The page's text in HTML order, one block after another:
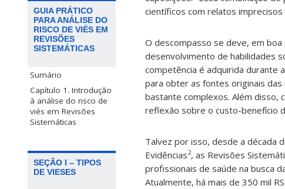
GUIA PRÁTICO
PARA ANÁLISE DO
RISCO DE VIÉS EM
REVISÕES
SISTEMÁTICAS
Sumário
Capítulo 1. Introdução
à análise do risco de
viés em Revisões
Sistemáticas
SEÇÃO I – TIPOS
DE VIESES
científicos com relatos
O descompasso se deve, em
desenvolvimento de habilidades
competência é adquirida durante
para obter as fontes originais
bastante complexos. Além disso,
reflexão sobre o custo-benefício
Talvez por isso, desde a década
Evidências2, as Revisões
profissionais de saúde na busca
Atualmente, há mais de 350 mil